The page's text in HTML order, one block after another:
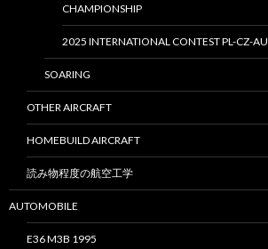
CHAMPIONSHIP
2025 INTERNATIONAL CONTEST PL-CZ-AU
SOARING
OTHER AIRCRAFT
HOMEBUILD AIRCRAFT
読み物程度の航空工学
AUTOMOBILE
E36 M3B 1995